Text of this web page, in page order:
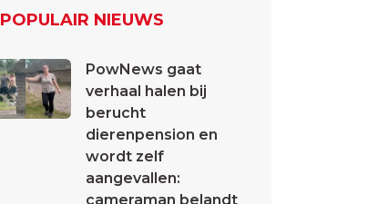
POPULAIR NIEUWS
PowNews gaat
verhaal halen bij
berucht
dierenpension en
wordt zelf
aangevallen:
cameraman belandt